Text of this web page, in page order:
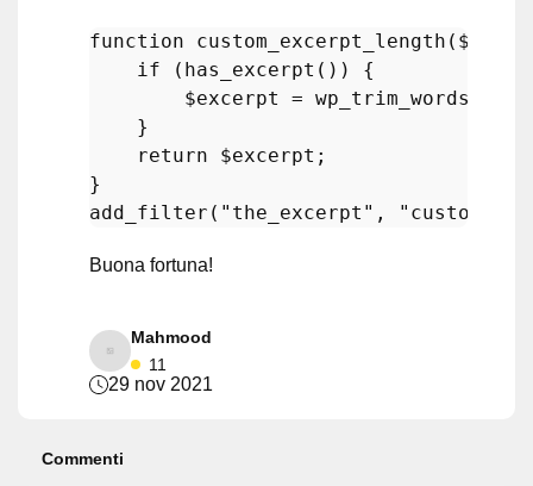
function custom_excerpt_length (
if ( has_excerpt ()) {
$excerpt
= wp_trim_words
    }
return
$excerpt ;
add_filter ( "the_excerpt" ,
Buona fortuna!
Mahmood
11
29 nov 2021
Commenti